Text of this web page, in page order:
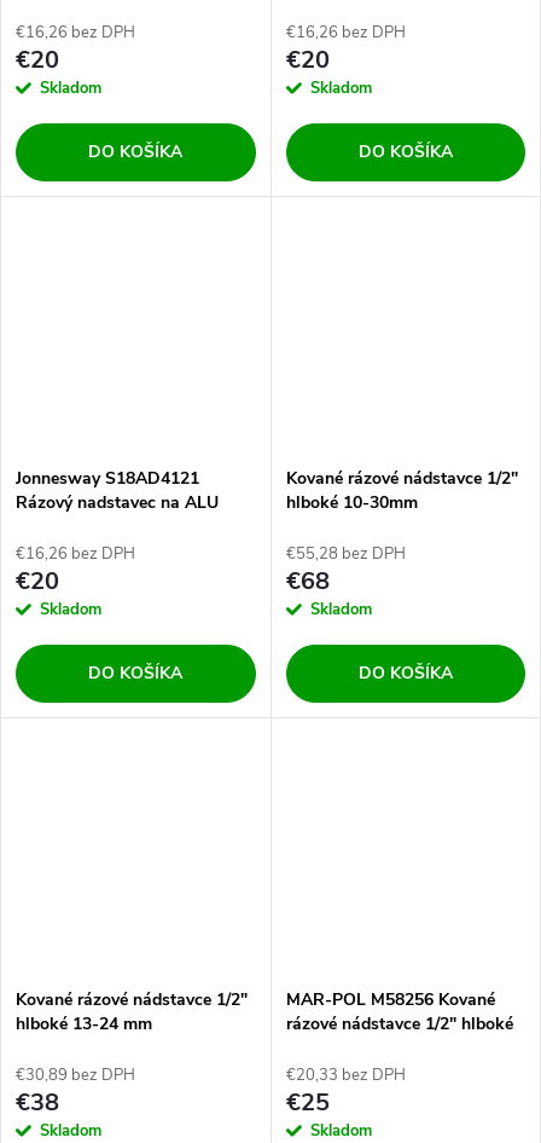
€16,26 bez DPH
€20
Skladom
DO KOŠÍKA
€16,26 bez DPH
€20
Skladom
DO KOŠÍKA
Jonnesway S18AD4121
Rázový nadstavec na ALU
€16,26 bez DPH
€20
Skladom
DO KOŠÍKA
Kované rázové nádstavce 1/2"
hlboké 10-30mm
€55,28 bez DPH
€68
Skladom
DO KOŠÍKA
Kované rázové nádstavce 1/2"
hlboké 13-24 mm
€30,89 bez DPH
€38
Skladom
MAR-POL M58256 Kované
rázové nádstavce 1/2" hlboké
€20,33 bez DPH
€25
Skladom